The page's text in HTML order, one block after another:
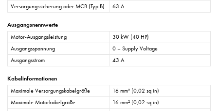
Versorgungssicherung oder MCB (Typ B)
63 A
Ausgangsnennwerte
Motor-Ausgangsleistung
30 kW (40 HP)
Ausgangsspannung
0 – Supply Voltage
Ausgangsstrom
43 A
Kabelinformationen
Maximale Versorgungskabelgröße
16 mm² (0,02 sq in)
Maximale Motorkabelgröße
16 mm² (0,02 sq in)